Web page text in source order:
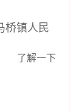
桥镇人民
了解一下